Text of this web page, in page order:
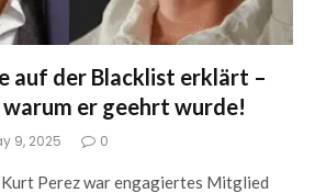
auf der Blacklist erklärt –
er geehrt wurde!
9, 2025 0
Perez war engagiertes Mitglied